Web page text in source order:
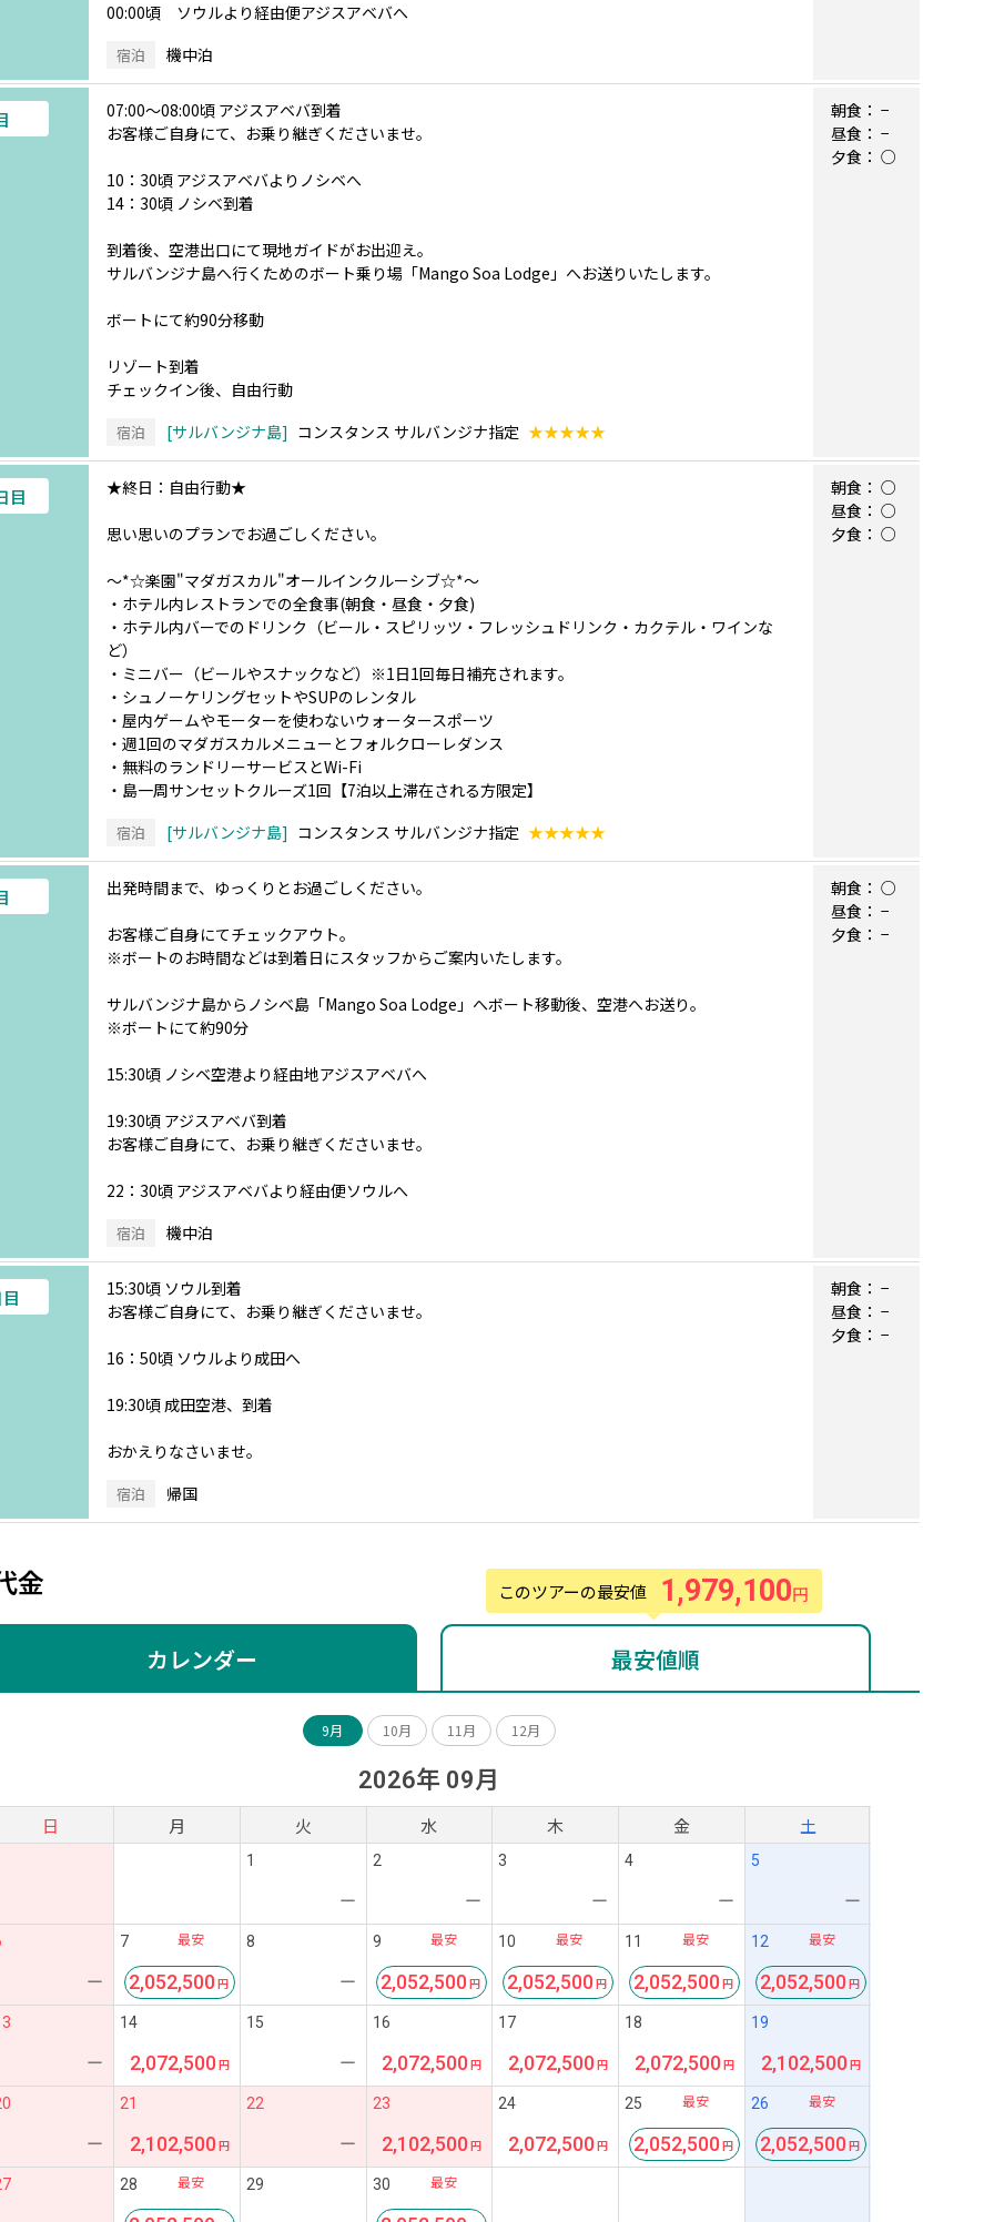
00:00頃 ソウルより経由便アジスアベバへ
宿泊 機中泊
07:00～08:00頃 アジスアベバ到着
お客様ご自身にて、お乗り継ぎくださいませ。
10：30頃 アジスアベバよりノシベへ
14：30頃 ノシベ到着
到着後、空港出口にて現地ガイドがお出迎え。
サルバンジナ島へ行くためのボート乗り場「Mango Soa Lodge」へお送りいたします。
ボートにて約90分移動
リゾート到着
チェックイン後、自由行動
宿泊 サルバンジナ島 コンスタンス サルバンジナ指定 ★★★★★
朝食： −
昼食： −
夕食： ○
目 ★終日：自由行動★
思い思いのプランでお過ごしください。
～*☆楽園"マダガスカル"オールインクルーシブ☆*～
・ホテル内レストランでの全食事(朝食・昼食・夕食)
・ホテル内バーでのドリンク（ビール・スピリッツ・フレッシュドリンク・カクテル・ワインな
ど）
・ミニバー（ビールやスナックなど）※1日1回毎日補充されます。
・シュノーケリングセットやSUPのレンタル
・屋内ゲームやモーターを使わないウォータースポーツ
・週1回のマダガスカルメニューとフォルクローレダンス
・無料のランドリーサービスとWi-Fi
・島一周サンセットクルーズ1回【7泊以上滞在される方限定】
宿泊 サルバンジナ島 コンスタンス サルバンジナ指定 ★★★★★
朝食： ○
昼食： ○
夕食： ○
出発時間まで、ゆっくりとお過ごしください。
お客様ご自身にてチェックアウト。
※ボートのお時間などは到着日にスタッフからご案内いたします。
サルバンジナ島からノシベ島「Mango Soa Lodge」へボート移動後、空港へお送り。
※ボートにて約90分
15:30頃 ノシベ空港より経由地アジスアベバへ
19:30頃 アジスアベバ到着
お客様ご自身にて、お乗り継ぎくださいませ。
22：30頃 アジスアベバより経由便ソウルへ
宿泊 機中泊
朝食： ○
昼食： −
夕食： −
15:30頃 ソウル到着
お客様ご自身にて、お乗り継ぎくださいませ。
16：50頃 ソウルより成田へ
19:30頃 成田空港、到着
おかえりなさいませ。
宿泊 帰国
朝食： −
昼食： −
夕食： −
金 このツアーの最安値 1,979,100円
カレンダー 最安値順
9月 10月 11月 12月
2026年 09月
日 月 火 水 木 金 土
1
ー
2
ー
3
ー
4
ー
5
ー
ー
7 最安
2,052,500
8
ー
9 最安
2,052,500
10 最安
2,052,500
11 最安
2,052,500
12 最安
2,052,500
ー
14
2,072,500
15
ー
16
2,072,500
17
2,072,500
18
2,072,500
19
2,102,500
ー
21
2,102,500
22
ー
23
2,102,500
24
2,072,500
25 最安
2,052,500
26 最安
2,052,500
28 最安 29 30 最安